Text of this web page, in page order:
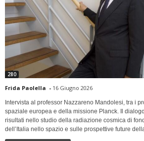
280
Frida Paolella - 16 Giugno 2026
Intervista al professor Nazzareno Mandolesi, tra i
spaziale europea e della missione Planck. Il
risultati nello studio della radiazione cosmica di
dell’Italia nello spazio e sulle prospettive future